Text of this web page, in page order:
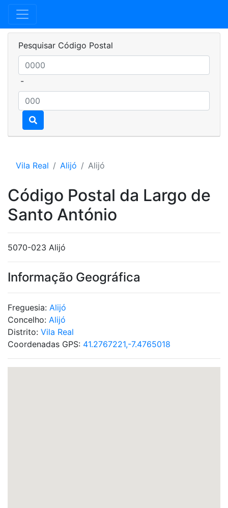
Pesquisar Código Postal
-
Vila Real Alijó Alijó
Código Postal da Largo de
Santo António
5070-023 Alijó
Informação Geográfica
Freguesia: Alijó
Concelho: Alijó
Distrito: Vila Real
Coordenadas GPS: 41.2767221,-7.4765018